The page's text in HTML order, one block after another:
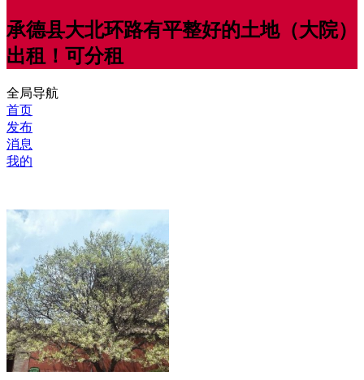
承德县大北环路有平整好的土地（大院）
出租！可分租
全局导航
首页
发布
消息
我的